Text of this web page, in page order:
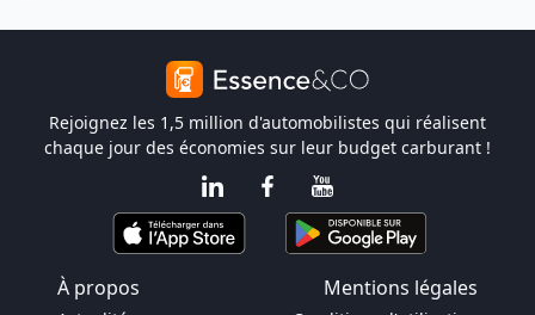
Rejoignez les 1,5 million d'automobilistes qui réalisent
chaque jour des économies sur leur budget carburant !
À propos Mentions légales